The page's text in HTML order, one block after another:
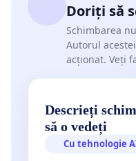
Doriți să
Schimbarea
Autorul
acționat. Veți
Descrieți
să o vedeți
Cu tehnologie